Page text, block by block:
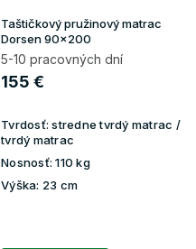
Taštičkový pružinový matrac
Dorsen 90x200
5-10 pracovných dní
155 €
Tvrdosť:stredne tvrdý matrac /
tvrdý matrac
Nosnosť: 110 kg
Výška: 23 cm